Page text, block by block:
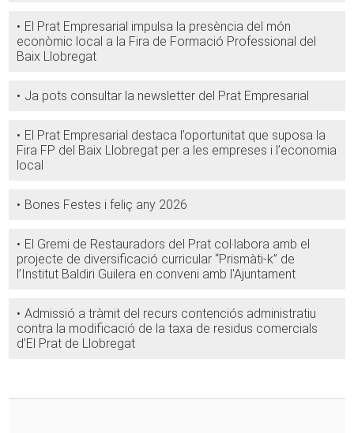
El Prat Empresarial impulsa la presència del món
econòmic local a la Fira de Formació Professional del
Baix Llobregat
Ja pots consultar la newsletter del Prat Empresarial
El Prat Empresarial destaca l’oportunitat que suposa la
Fira FP del Baix Llobregat per a les empreses i l’economia
local
Bones Festes i feliç any 2026
El Gremi de Restauradors del Prat col·labora amb el
projecte de diversificació curricular “Prismàti-k” de
l’Institut Baldiri Guilera en conveni amb l'Ajuntament
Admissió a tràmit del recurs contenciós administratiu
contra la modificació de la taxa de residus comercials
d’El Prat de Llobregat